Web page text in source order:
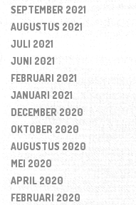
SEPTEMBER 2021
AUGUSTUS 2021
JULI 2021
JUNI 2021
FEBRUARI 2021
JANUARI 2021
DECEMBER 2020
OKTOBER 2020
AUGUSTUS 2020
MEI 2020
APRIL 2020
FEBRUARI 2020